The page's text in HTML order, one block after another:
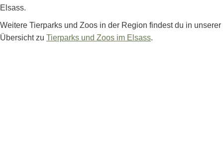
Elsass.
Weitere Tierparks und Zoos in der Region findest du in unserer
Übersicht zu Tierparks und Zoos im Elsass.